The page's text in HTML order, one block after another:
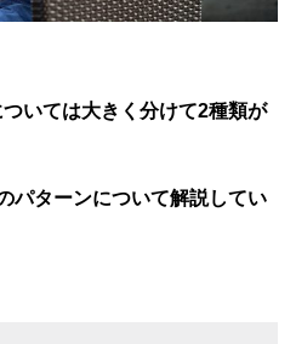
いては大きく分けて2種類が
パターンについて解説してい